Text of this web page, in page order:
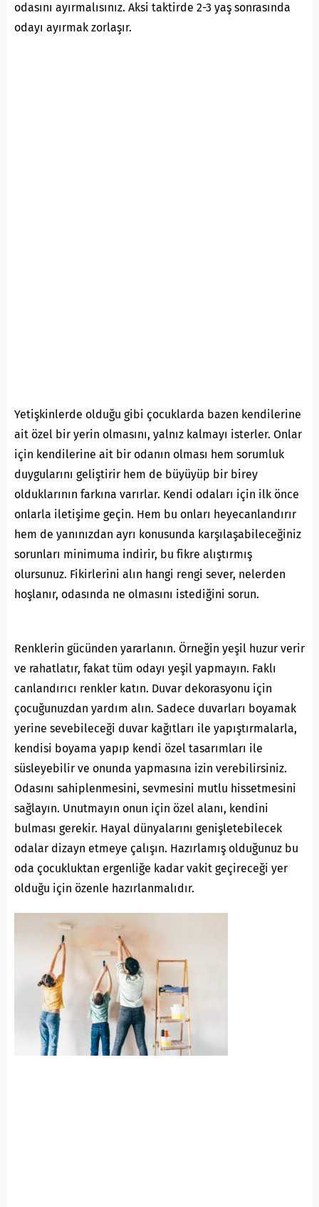
odasını ayırmalısınız. Aksi taktirde 2-3 yaş sonrasında
odayı ayırmak zorlaşır.
Yetişkinlerde olduğu gibi çocuklarda bazen kendilerine
ait özel bir yerin olmasını, yalnız kalmayı isterler. Onlar
için kendilerine ait bir odanın olması hem sorumluk
duygularını geliştirir hem de büyüyüp bir birey
olduklarının farkına varırlar. Kendi odaları için ilk önce
onlarla iletişime geçin. Hem bu onları heyecanlandırır
hem de yanınızdan ayrı konusunda karşılaşabileceğiniz
sorunları minimuma indirir, bu fikre alıştırmış
olursunuz. Fikirlerini alın hangi rengi sever, nelerden
hoşlanır, odasında ne olmasını istediğini sorun.
Renklerin gücünden yararlanın. Örneğin yeşil huzur verir
ve rahatlatır, fakat tüm odayı yeşil yapmayın. Faklı
canlandırıcı renkler katın. Duvar dekorasyonu için
çocuğunuzdan yardım alın. Sadece duvarları boyamak
yerine sevebileceği duvar kağıtları ile yapıştırmalarla,
kendisi boyama yapıp kendi özel tasarımları ile
süsleyebilir ve onunda yapmasına izin verebilirsiniz.
Odasını sahiplenmesini, sevmesini mutlu hissetmesini
sağlayın. Unutmayın onun için özel alanı, kendini
bulması gerekir. Hayal dünyalarını genişletebilecek
odalar dizayn etmeye çalışın. Hazırlamış olduğunuz bu
oda çocukluktan ergenliğe kadar vakit geçireceği yer
olduğu için özenle hazırlanmalıdır.